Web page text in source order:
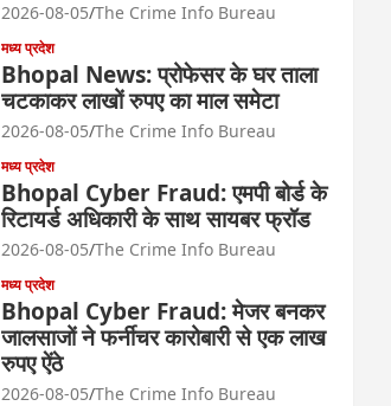
2026-08-05 The Crime Info Bureau
मध्य प्रदेश
Bhopal News: प्रोफेसर के घर ताला
चटकाकर लाखों रुपए का माल समेटा
2026-08-05 The Crime Info Bureau
मध्य प्रदेश
Bhopal Cyber Fraud: एमपी बोर्ड के
रिटायर्ड अधिकारी के साथ सायबर फ्रॉड
2026-08-05 The Crime Info Bureau
मध्य प्रदेश
Bhopal Cyber Fraud: मेजर बनकर
जालसाजों ने फर्नीचर कारोबारी से एक लाख
रुपए ऐंठे
2026-08-05 The Crime Info Bureau